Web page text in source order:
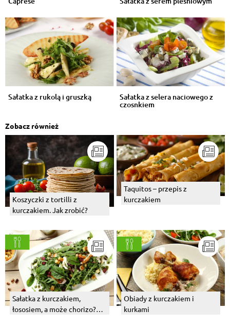
Sałatka z rukolą i gruszką Sałatka z selera naciowego z
czosnkiem
Zobacz również
Koszyczki z tortilli z
kurczakiem. Jak zrobić?
Taquitos – przepis z
kurczakiem
Sałatka z kurczakiem,
łososiem, a może chorizo?
Obiady z kurczakiem i
kurkami